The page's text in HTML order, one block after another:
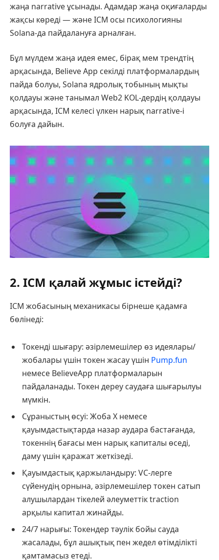
жаңа narrative ұсынады. Адамдар жаңа оқиғаларды
жақсы көреді — және ICM осы психологияны
Solana-да пайдалануға арналған.
Бұл мүлдем жаңа идея емес, бірақ мем трендтің
арқасында, Believe App секілді платформалардың
пайда болуы, Solana ядролық тобының мықты
қолдауы және танымал Web2 KOL-дердің қолдауы
арқасында, ICM келесі үлкен нарық narrative-і
болуға дайын.
2. ICM қалай жұмыс істейді?
ICM жобасының механикасы бірнеше қадамға
бөлінеді:
Токенді шығару: әзірлемешілер өз идеялары/
жобалары үшін токен жасау үшін Pump.fun
немесе BelieveApp платформаларын
пайдаланады. Токен дереу саудаға шығарылуы
мүмкін.
Сұраныстың өсуі: Жоба X немесе
қауымдастықтарда назар аудара бастағанда,
токеннің бағасы мен нарық капиталы өседі,
даму үшін қаражат жеткізеді.
Қауымдастық қаржыландыру: VC-лерге
сүйенудің орнына, әзірлемешілер токен сатып
алушылардан тікелей әлеуметтік traction
арқылы капитал жинайды.
24/7 нарығы: Токендер тәулік бойы сауда
жасалады, бұл ашықтық пен жедел өтімділікті
қамтамасыз етеді.